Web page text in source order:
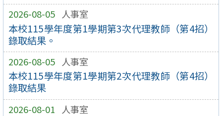
2026-08-05 人事室
本校115學年度第1學期第3次代理教師（第4招）
錄取結果。
2026-08-05 人事室
本校115學年度第1學期第2次代理教師（第4招）
錄取結果
2026-08-01 人事室